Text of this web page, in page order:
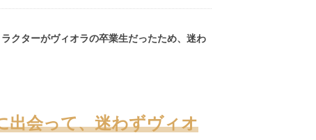
クターがヴィオラの卒業生だったため、迷わ
出会って、迷わずヴィオ